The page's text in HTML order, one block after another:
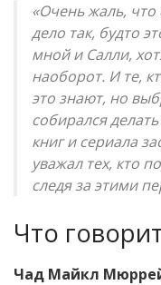
«Очень жаль, что
дело так, будто
мной и Салли,
наоборот. И те,
это знают, но
собирался
книг и сериала
уважал тех, кто
следя за этими
Что
Чад Майкл